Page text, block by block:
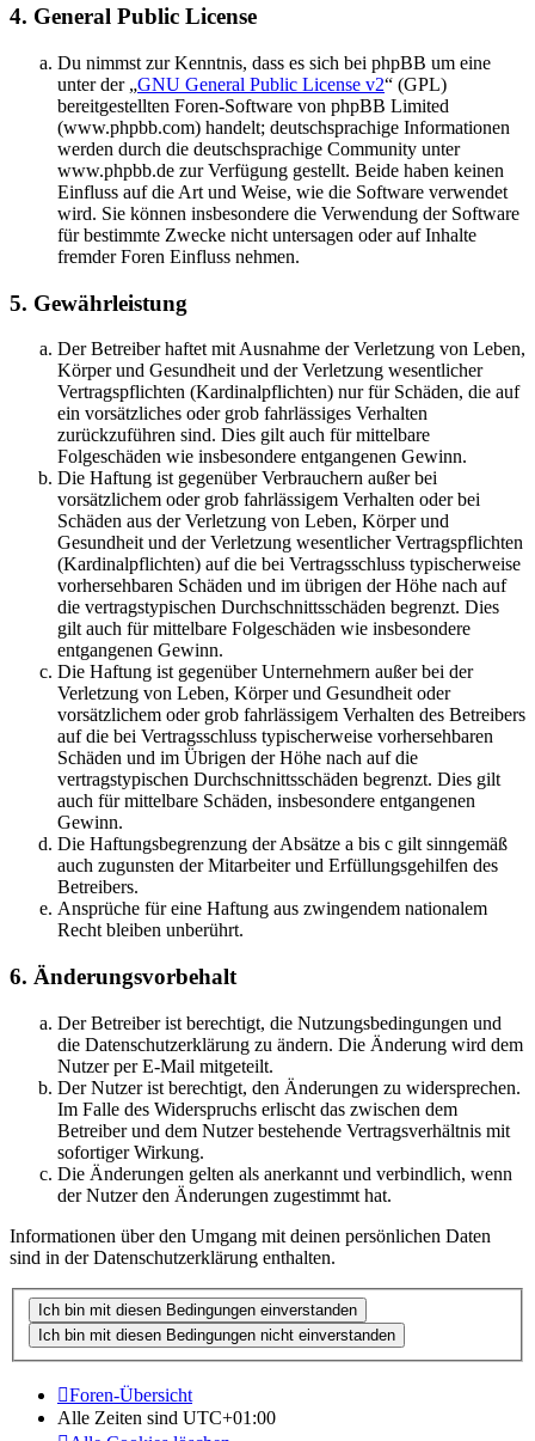
4. General Public License
Du nimmst zur Kenntnis, dass es sich bei phpBB um eine
unter der „GNU General Public License v2“ (GPL)
bereitgestellten Foren-Software von phpBB Limited
(www.phpbb.com) handelt; deutschsprachige Informationen
werden durch die deutschsprachige Community unter
www.phpbb.de zur Verfügung gestellt. Beide haben keinen
Einfluss auf die Art und Weise, wie die Software verwendet
wird. Sie können insbesondere die Verwendung der Software
für bestimmte Zwecke nicht untersagen oder auf Inhalte
fremder Foren Einfluss nehmen.
5. Gewährleistung
Der Betreiber haftet mit Ausnahme der Verletzung von Leben,
Körper und Gesundheit und der Verletzung wesentlicher
Vertragspflichten (Kardinalpflichten) nur für Schäden, die auf
ein vorsätzliches oder grob fahrlässiges Verhalten
zurückzuführen sind. Dies gilt auch für mittelbare
Folgeschäden wie insbesondere entgangenen Gewinn.
Die Haftung ist gegenüber Verbrauchern außer bei
vorsätzlichem oder grob fahrlässigem Verhalten oder bei
Schäden aus der Verletzung von Leben, Körper und
Gesundheit und der Verletzung wesentlicher Vertragspflichten
(Kardinalpflichten) auf die bei Vertragsschluss typischerweise
vorhersehbaren Schäden und im übrigen der Höhe nach auf
die vertragstypischen Durchschnittsschäden begrenzt. Dies
gilt auch für mittelbare Folgeschäden wie insbesondere
entgangenen Gewinn.
Die Haftung ist gegenüber Unternehmern außer bei der
Verletzung von Leben, Körper und Gesundheit oder
vorsätzlichem oder grob fahrlässigem Verhalten des Betreibers
auf die bei Vertragsschluss typischerweise vorhersehbaren
Schäden und im Übrigen der Höhe nach auf die
vertragstypischen Durchschnittsschäden begrenzt. Dies gilt
auch für mittelbare Schäden, insbesondere entgangenen
Gewinn.
Die Haftungsbegrenzung der Absätze a bis c gilt sinngemäß
auch zugunsten der Mitarbeiter und Erfüllungsgehilfen des
Betreibers.
Ansprüche für eine Haftung aus zwingendem nationalem
Recht bleiben unberührt.
6. Änderungsvorbehalt
Der Betreiber ist berechtigt, die Nutzungsbedingungen und
die Datenschutzerklärung zu ändern. Die Änderung wird dem
Nutzer per E-Mail mitgeteilt.
Der Nutzer ist berechtigt, den Änderungen zu widersprechen.
Im Falle des Widerspruchs erlischt das zwischen dem
Betreiber und dem Nutzer bestehende Vertragsverhältnis mit
sofortiger Wirkung.
Die Änderungen gelten als anerkannt und verbindlich, wenn
der Nutzer den Änderungen zugestimmt hat.
Informationen über den Umgang mit deinen persönlichen Daten
sind in der Datenschutzerklärung enthalten.
Foren-Übersicht
Alle Zeiten sind UTC+01:00